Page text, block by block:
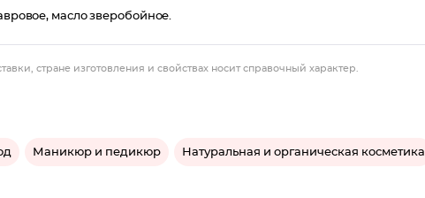
масло зверобойное.
стране изготовления и свойствах носит справочный характер.
Маникюр и педикюр Натуральная и органическая косметика